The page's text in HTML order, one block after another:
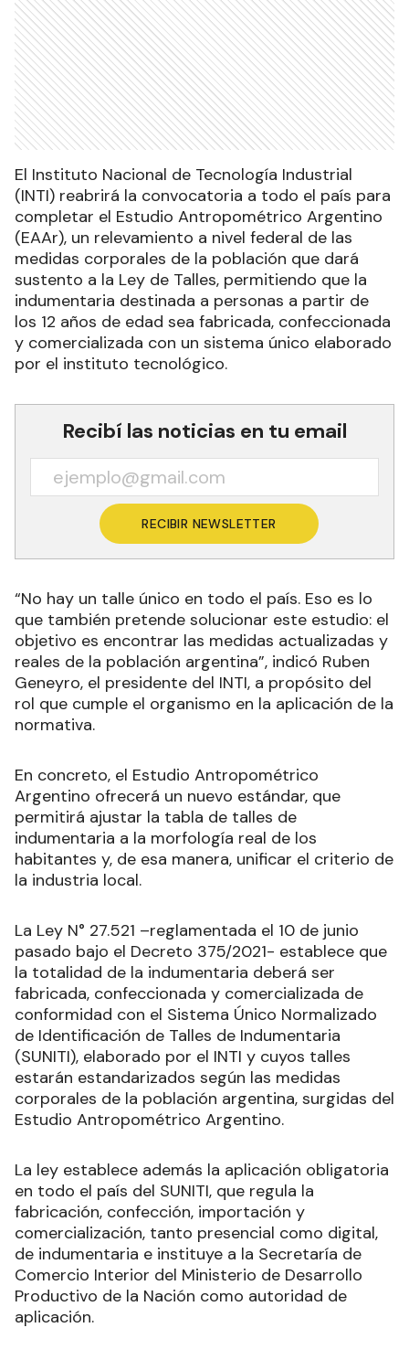
El Instituto Nacional de Tecnología Industrial
(INTI) reabrirá la convocatoria a todo el país para
completar el Estudio Antropométrico Argentino
(EAAr), un relevamiento a nivel federal de las
medidas corporales de la población que dará
sustento a la Ley de Talles, permitiendo que la
indumentaria destinada a personas a partir de
los 12 años de edad sea fabricada, confeccionada
y comercializada con un sistema único elaborado
por el instituto tecnológico.
Recibí las noticias en tu email
RECIBIR NEWSLETTER
“No hay un talle único en todo el país. Eso es lo
que también pretende solucionar este estudio: el
objetivo es encontrar las medidas actualizadas y
reales de la población argentina”, indicó Ruben
Geneyro, el presidente del INTI, a propósito del
rol que cumple el organismo en la aplicación de la
normativa.
En concreto, el Estudio Antropométrico
Argentino ofrecerá un nuevo estándar, que
permitirá ajustar la tabla de talles de
indumentaria a la morfología real de los
habitantes y, de esa manera, unificar el criterio de
la industria local.
La Ley N° 27.521 –reglamentada el 10 de junio
pasado bajo el Decreto 375/2021- establece que
la totalidad de la indumentaria deberá ser
fabricada, confeccionada y comercializada de
conformidad con el Sistema Único Normalizado
de Identificación de Talles de Indumentaria
(SUNITI), elaborado por el INTI y cuyos talles
estarán estandarizados según las medidas
corporales de la población argentina, surgidas del
Estudio Antropométrico Argentino.
La ley establece además la aplicación obligatoria
en todo el país del SUNITI, que regula la
fabricación, confección, importación y
comercialización, tanto presencial como digital,
de indumentaria e instituye a la Secretaría de
Comercio Interior del Ministerio de Desarrollo
Productivo de la Nación como autoridad de
aplicación.